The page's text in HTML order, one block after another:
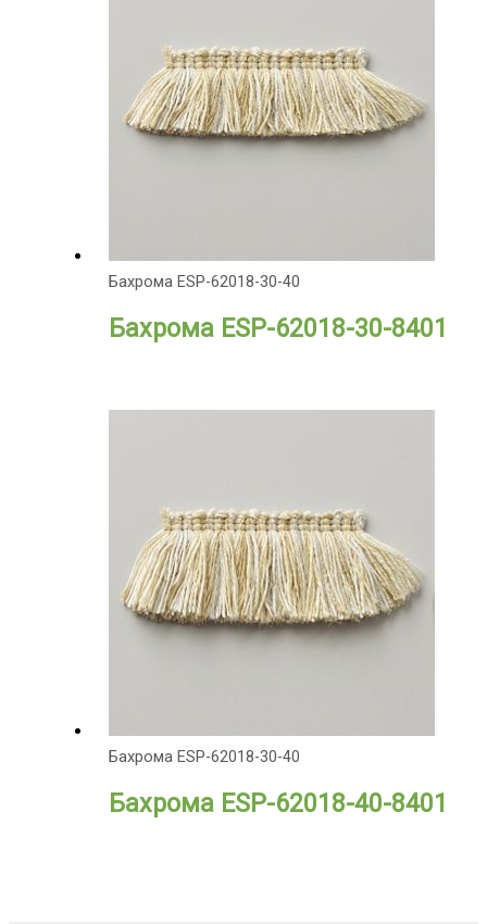
Бахрома ESP-62018-30-40
Бахрома ESP-62018-30-8401
Бахрома ESP-62018-30-40
Бахрома ESP-62018-40-8401